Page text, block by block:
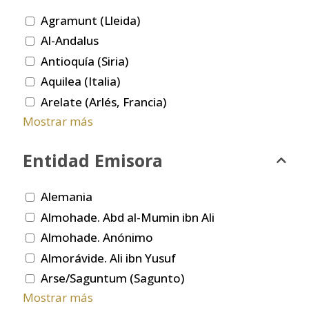
Agramunt (Lleida)
Al-Andalus
Antioquía (Siria)
Aquilea (Italia)
Arelate (Arlés, Francia)
Mostrar más
Entidad Emisora
Alemania
Almohade. Abd al-Mumin ibn Ali
Almohade. Anónimo
Almorávide. Ali ibn Yusuf
Arse/Saguntum (Sagunto)
Mostrar más